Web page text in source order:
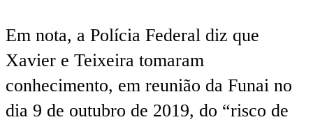
Em nota, a Polícia Federal diz que
Xavier e Teixeira tomaram
conhecimento, em reunião da Funai no
dia 9 de outubro de 2019, do “risco de